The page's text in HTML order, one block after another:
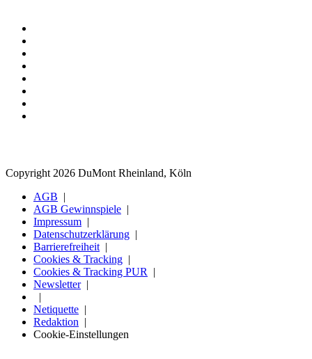
Copyright 2026 DuMont Rheinland, Köln
AGB
AGB Gewinnspiele
Impressum
Datenschutzerklärung
Barrierefreiheit
Cookies & Tracking
Cookies & Tracking PUR
Newsletter
Netiquette
Redaktion
Cookie-Einstellungen